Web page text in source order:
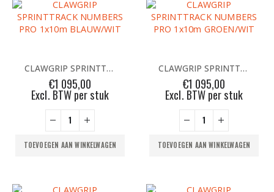
CLAWGRIP SPRINTTRACK NUMBERS PRO 1x10m BLAUW/WIT
€1 095,00
Excl. BTW per stuk
TOEVOEGEN AAN WINKELWAGEN
CLAWGRIP SPRINTTRACK NUMBERS PRO 1x10m GROEN/WIT
€1 095,00
Excl. BTW per stuk
TOEVOEGEN AAN WINKELWAGEN